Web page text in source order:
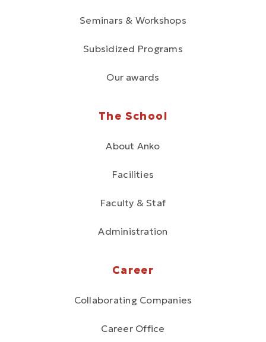
Seminars & Workshops
Subsidized Programs
Our awards
The School
About Anko
Facilities
Faculty & Staf
Administration
Career
Collaborating Companies
Career Office